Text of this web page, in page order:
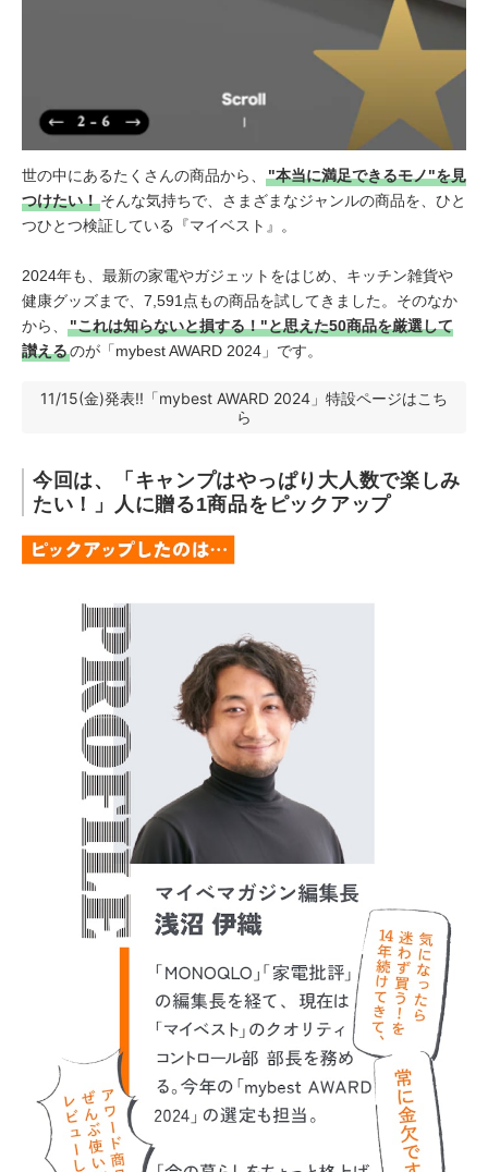
世の中にあるたくさんの商品から、
"本当に満足できるモノ"を見
つけたい！そんな気持ちで、さまざまなジャンルの商品を、ひと
つひとつ検証している『マイベスト』。
2024年も、最新の家電やガジェットをはじめ、キッチン雑貨や
健康グッズまで、7,591点もの商品を試してきました。そのなか
から、
"これは知らないと損する！"と思えた50商品を厳選して
讃えるのが「mybest AWARD 2024」です。
11/15(金)発表!!「mybest AWARD 2024」特設ページはこち
ら
今回は、「キャンプはやっぱり大人数で楽しみ
たい！」人に贈る1商品をピックアップ